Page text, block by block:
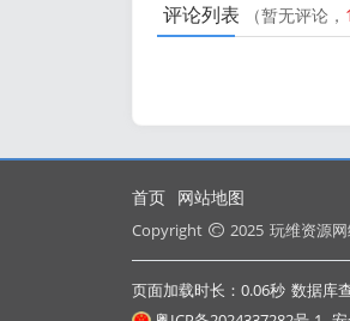
评论列表 （暂无评论，
首页 网站地图
Copyright 2025 玩维资源
页面加载时长：0.06秒 数据库